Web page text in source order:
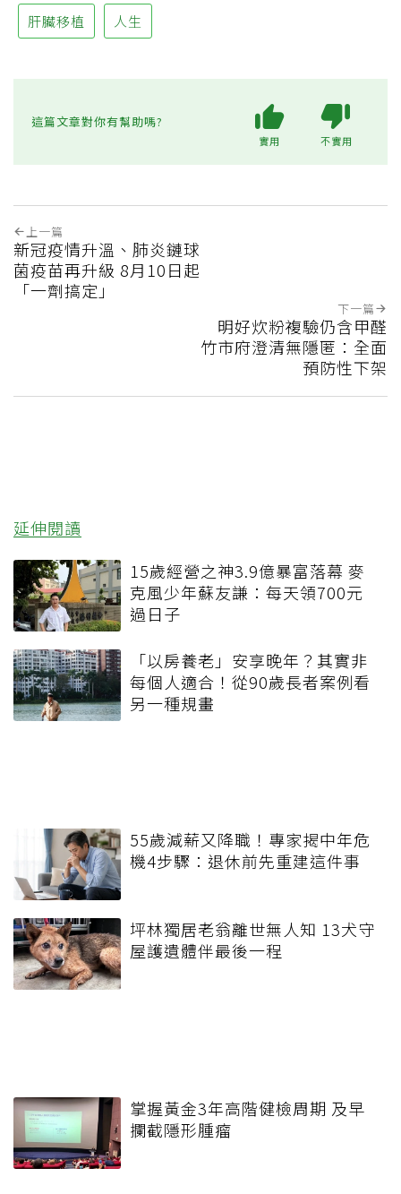
肝臟移植 人生
這篇文章對你有幫助嗎?
實用 不實用
上一篇
新冠疫情升溫、肺炎鏈球
菌疫苗再升級 8月10日起
「一劑搞定」
下一篇
明好炊粉複驗仍含甲醛
竹市府澄清無隱匿：全面
預防性下架
延伸閱讀
15歲經營之神3.9億暴富落幕 麥
克風少年蘇友謙：每天領700元
過日子
「以房養老」安享晚年？其實非
每個人適合！從90歲長者案例看
另一種規畫
55歲減薪又降職！專家揭中年危
機4步驟：退休前先重建這件事
坪林獨居老翁離世無人知 13犬守
屋護遺體伴最後一程
掌握黃金3年高階健檢周期 及早
攔截隱形腫瘤